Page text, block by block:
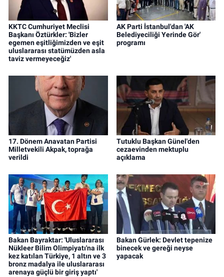
KKTC Cumhuriyet Meclisi
Başkanı Öztürkler: 'Bizler
egemen eşitliğimizden ve eşit
uluslararası statümüzden asla
taviz vermeyeceğiz'
AK Parti İstanbul'dan 'AK
Belediyeciliği Yerinde Gör'
programı
17. Dönem Anavatan Partisi
Milletvekili Akpak, toprağa
verildi
Tutuklu Başkan Günel'den
cezaevinden mektuplu
açıklama
Bakan Bayraktar: 'Uluslararası
Nükleer Bilim Olimpiyatı'na ilk
kez katılan Türkiye, 1 altın ve 3
bronz madalya ile uluslararası
arenaya güçlü bir giriş yaptı'
Bakan Gürlek: Devlet tepenize
binecek ve gereği neyse
yapacak